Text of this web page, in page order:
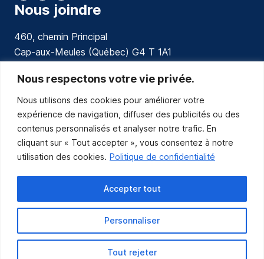
Nous respectons votre vie privée.
Nous utilisons des cookies pour améliorer votre
expérience de navigation, diffuser des publicités ou des
contenus personnalisés et analyser notre trafic. En
cliquant sur « Tout accepter », vous consentez à notre
utilisation des cookies. Politique de confidentialité
Personnaliser
Tout rejeter
Accepter tout
Nous joindre
460, chemin Principal
Cap-aux-Meules (Québec) G4 T 1A1
communications@muniles.ca
418 986-3100
Composez le 1 en tout temps pour toutes urgences.
Abonnez-vous
Abonnez-vous pour recevoir les nouvelles
de la Municipalité par courriel.